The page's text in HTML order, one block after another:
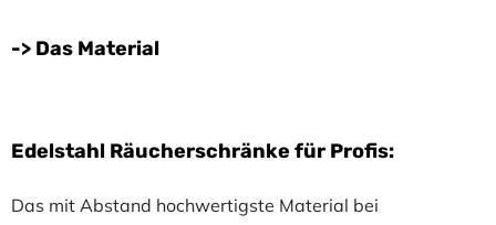
-> Das Material
Edelstahl Räucherschränke für Profis:
Das mit Abstand hochwertigste Material bei